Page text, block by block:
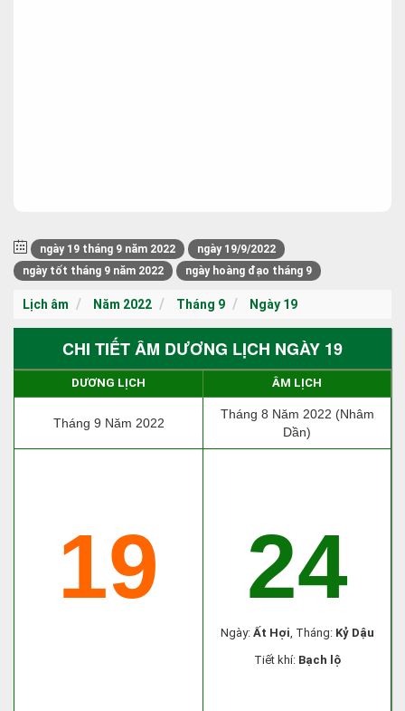
ngày 19 tháng 9 năm 2022
ngày 19/9/2022
ngày tốt tháng 9 năm 2022
ngày hoàng đạo tháng 9
Lịch âm Năm 2022 Tháng 9 Ngày 19
CHI TIẾT ÂM DƯƠNG LỊCH NGÀY 19
DƯƠNG LỊCH ÂM LỊCH
Tháng 9 Năm 2022
Tháng 8 Năm 2022 (Nhâm
Dần)
19 24
Ngày: Ất Hợi, Tháng: Kỷ Dậu
Tiết khí: Bạch lộ